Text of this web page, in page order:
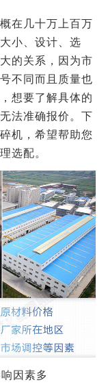
在几十万上百万
小、设计、选
的关系，因为市
不同而且质量也
想要了解具体的
法准确报价。下
机，希望帮助您
选配。
因素多